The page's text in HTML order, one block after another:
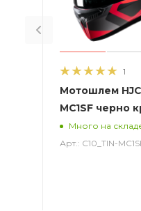
1
Мотошлем HJC
MC1SF черно
Много на
Арт.: C10_TIN-